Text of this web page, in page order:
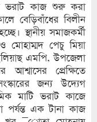
ভরাট কাজ শুরু করা
বেড়িবাঁধের বিলীন
স্থানীয় সমাজকর্মী
মোহাম্মদ পেচু মিয়া
এমপি, উপজেলা
প্রেক্ষিতে
জন্য উদ্যেগ
মাটি ভরাট কাজে
এক টানা কাজ